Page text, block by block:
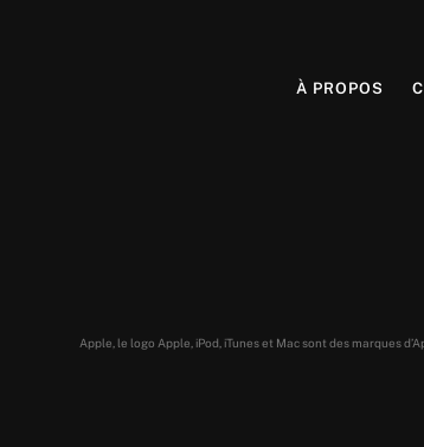
À PROPOS
Apple, le logo Apple, iPod, iTunes et Mac sont des marques